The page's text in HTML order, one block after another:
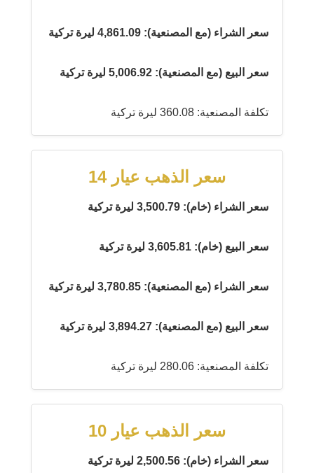
سعر الشراء (مع المصنعية): 4,861.09 ليرة تركية
سعر البيع (مع المصنعية): 5,006.92 ليرة تركية
تكلفة المصنعية: 360.08 ليرة تركية
سعر الذهب عيار 14
سعر الشراء (خام): 3,500.79 ليرة تركية
سعر البيع (خام): 3,605.81 ليرة تركية
سعر الشراء (مع المصنعية): 3,780.85 ليرة تركية
سعر البيع (مع المصنعية): 3,894.27 ليرة تركية
تكلفة المصنعية: 280.06 ليرة تركية
سعر الذهب عيار 10
سعر الشراء (خام): 2,500.56 ليرة تركية